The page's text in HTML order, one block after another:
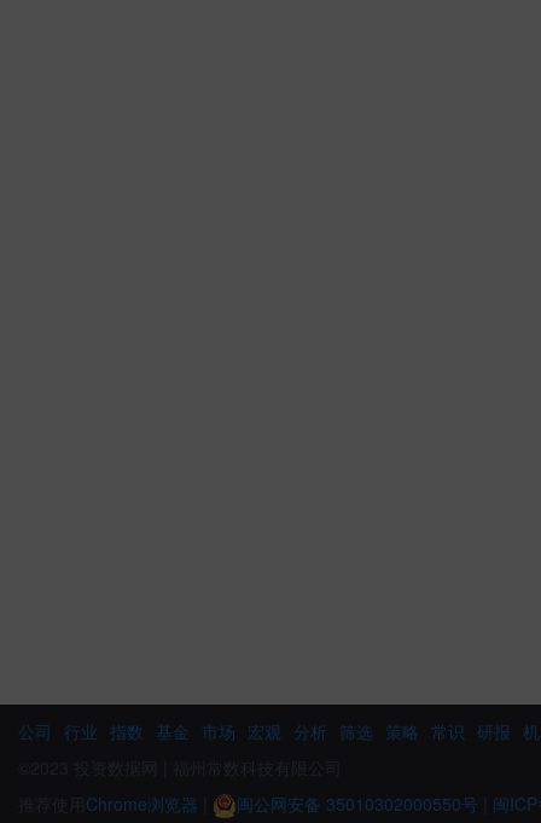
公司 行业 指数 基金 市场 宏观 分析 筛选 策略 常识 研报
©2023 投资数据网 | 福州常数科技有限公司
推荐使用 Chrome浏览器 闽公网安备 35010302000550号 闽